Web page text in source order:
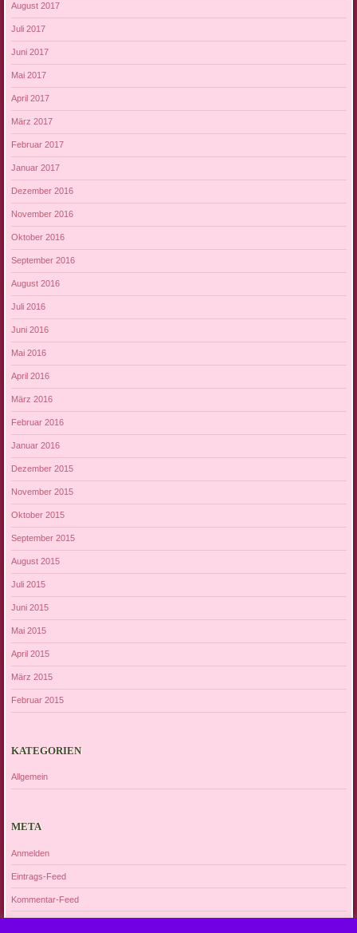
August 2017
Juli 2017
Juni 2017
Mai 2017
April 2017
März 2017
Februar 2017
Januar 2017
Dezember 2016
November 2016
Oktober 2016
September 2016
August 2016
Juli 2016
Juni 2016
Mai 2016
April 2016
März 2016
Februar 2016
Januar 2016
Dezember 2015
November 2015
Oktober 2015
September 2015
August 2015
Juli 2015
Juni 2015
Mai 2015
April 2015
März 2015
Februar 2015
KATEGORIEN
Allgemein
META
Anmelden
Eintrags-Feed
Kommentar-Feed